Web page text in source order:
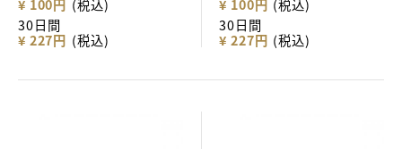
¥ 100円 (税込)
30日間
¥ 227円 (税込)
¥ 100円 (税込)
30日間
¥ 227円 (税込)